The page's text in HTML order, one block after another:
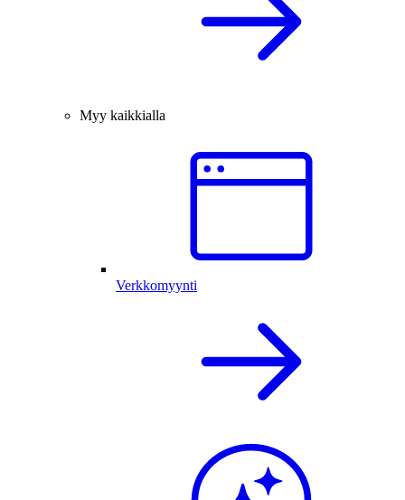
Myy kaikkialla
Verkkomyynti